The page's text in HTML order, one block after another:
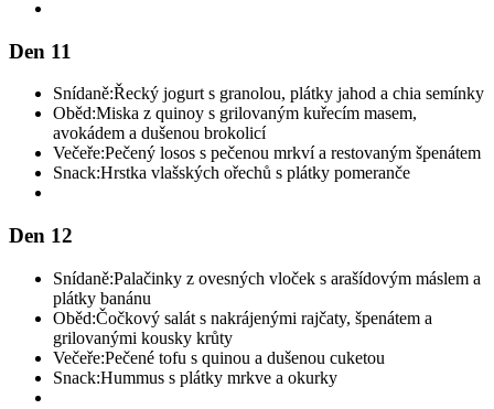
Den 11
Snídaně:Řecký jogurt s granolou, plátky jahod a chia semínky
Oběd:Miska z quinoy s grilovaným kuřecím masem,
avokádem a dušenou brokolicí
Večeře:Pečený losos s pečenou mrkví a restovaným špenátem
Snack:Hrstka vlašských ořechů s plátky pomeranče
Den 12
Snídaně:Palačinky z ovesných vloček s arašídovým máslem a
plátky banánu
Oběd:Čočkový salát s nakrájenými rajčaty, špenátem a
grilovanými kousky krůty
Večeře:Pečené tofu s quinou a dušenou cuketou
Snack:Hummus s plátky mrkve a okurky